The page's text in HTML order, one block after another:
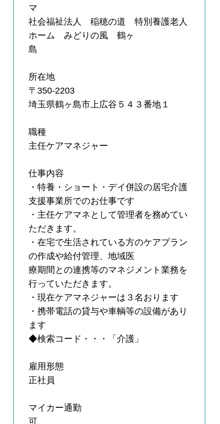
マ
社会福祉法人 稲穂の道 特別養護老人
ホーム みどりの風 鶴ヶ
島
所在地
〒350-2203
埼玉県鶴ヶ島市上広谷５４３番地１
職種
主任ケアマネジャー
仕事内容
・特養・ショート・デイ併設の居宅介護
支援事業所でのお仕事です
・主任ケアマネとして管理者を務めてい
ただきます。
・在宅で生活されている方のケアプラン
の作成や給付管理、地域医
療期間との連携等のマネジメント業務を
行っていただきます。
・現在ケアマネジャーは３名おります
・携帯電話の貸与や車輌等の設備があり
ます
◆検索コード・・・「介護」
雇用形態
正社員
マイカー通勤
可